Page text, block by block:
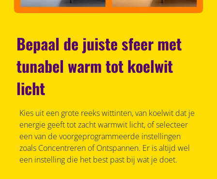
Bepaal de juiste sfeer met
tunabel warm tot koelwit
licht
Kies uit een grote reeks wittinten, van koelwit dat je
energie geeft tot zacht warmwit licht, of selecteer
een van de voorgeprogrammeerde instellingen
zoals Concentreren of Ontspannen. Er is altijd wel
een instelling die het best past bij wat je doet.